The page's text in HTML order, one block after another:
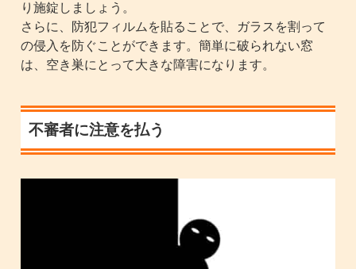
り施錠しましょう。
さらに、防犯フィルムを貼ることで、ガラスを割って
の侵入を防ぐことができます。簡単に破られない窓
は、空き巣にとって大きな障害になります。
不審者に注意を払う